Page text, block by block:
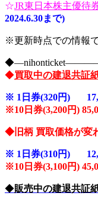
☆JR東日本株主優待
2024.6.30まで)
※更新時点での情報
◆買取中の建退共証
※ 1日券(320円)
※10 日券(3,200円)
◆旧柄 買取価格が変
※ 1日券(310円)
※10 日券(3,100円)
◆販売中の建退共証